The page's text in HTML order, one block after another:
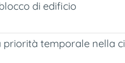
di edificio
priorità temporale nella